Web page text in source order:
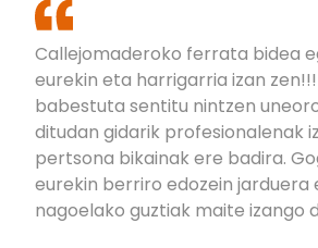
Callejomaderoko ferrata bidea
eurekin eta harrigarria izan
babestuta sentitu nintzen
ditudan gidarik profesionalenak
pertsona bikainak ere badira.
eurekin berriro edozein jarduera
nagoelako guztiak maite izango